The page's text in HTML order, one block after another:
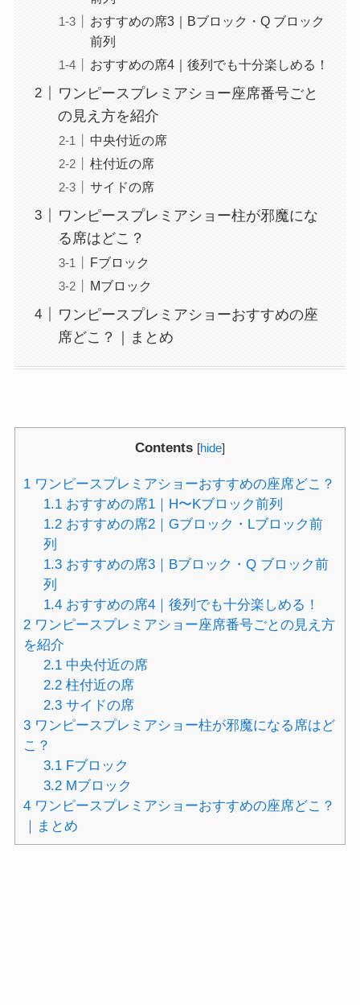
おすすめの席3｜Bブロック・Q ブロック
前列
おすすめの席4｜後列でも十分楽しめる！
ワンピースプレミアショー座席番号ごと
の見え方を紹介
中央付近の席
柱付近の席
サイドの席
ワンピースプレミアショー柱が邪魔にな
る席はどこ？
Fブロック
Mブロック
ワンピースプレミアショーおすすめの座
席どこ？｜まとめ
Contents [hide]
1ワンピースプレミアショーおすすめの座席どこ？
1.1 おすすめの席1｜H〜Kブロック前列
1.2 おすすめの席2｜Gブロック・Lブロック前
列
1.3 おすすめの席3｜Bブロック・Q ブロック前
列
1.4 おすすめの席4｜後列でも十分楽しめる！
2ワンピースプレミアショー座席番号ごとの見え方
を紹介
2.1 中央付近の席
2.2 柱付近の席
2.3 サイドの席
3ワンピースプレミアショー柱が邪魔になる席はど
こ？
3.1 Fブロック
3.2 Mブロック
4ワンピースプレミアショーおすすめの座席どこ？
｜まとめ